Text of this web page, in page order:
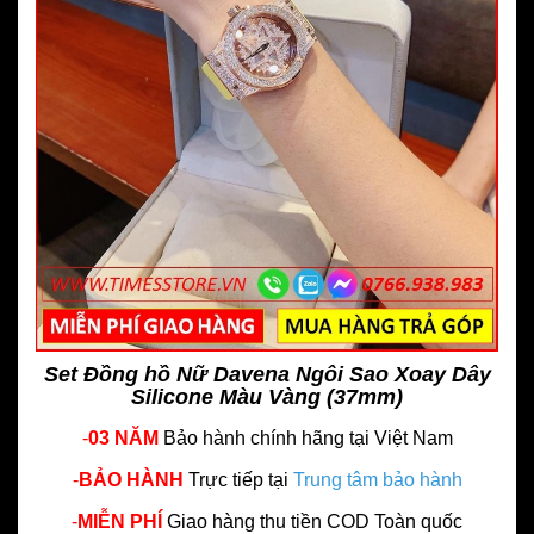
Set Đồng hồ Nữ Davena Ngôi Sao Xoay Dây
Silicone Màu Vàng (37mm)
-03 NĂM Bảo hành chính hãng tại Việt Nam
-BẢO HÀNH Trực tiếp tại Trung tâm bảo hành
-MIỄN PHÍ Giao hàng thu tiền COD Toàn quốc